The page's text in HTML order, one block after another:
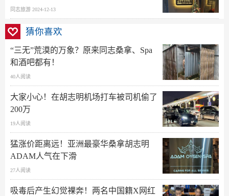
同志旅游 2024-12-13
猜你喜欢
“三无”荒漠的万象？原来同志桑拿、Spa
和酒吧都有！
40人阅读
大家小心！在胡志明机场打车被司机偷了
200万
19人阅读
猛涨价距离远！亚洲最豪华桑拿胡志明
ADAM人气在下滑
27人阅读
吸毒后产生幻觉裸奔！两名中国籍X网红